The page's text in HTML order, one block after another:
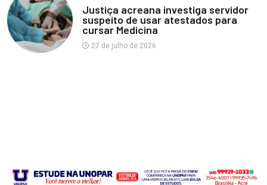
Justiça acreana investiga servidor
suspeito de usar atestados para
cursar Medicina
27 de julho de 2026